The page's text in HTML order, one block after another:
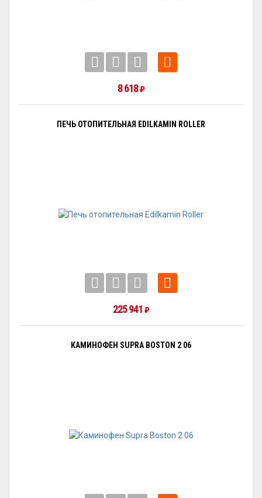
8 618₽
ПЕЧЬ ОТОПИТЕЛЬНАЯ EDILKAMIN ROLLER
225 941 ₽
КАМИНОФЕН SUPRA BOSTON 2 06